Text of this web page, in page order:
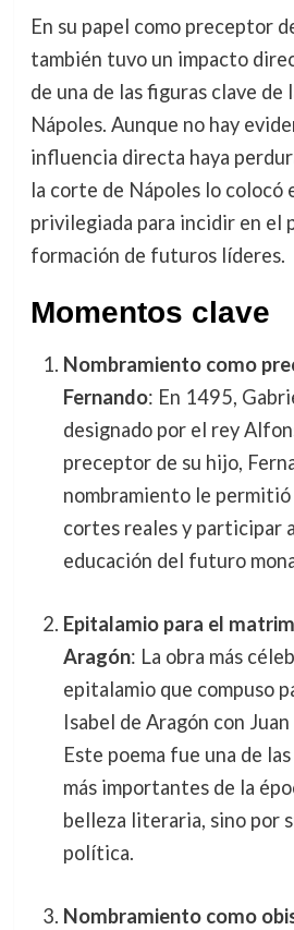
En su papel como preceptor
también tuvo un impacto
de una de las figuras clave de
Nápoles. Aunque no hay
influencia directa haya
la corte de Nápoles lo colocó
privilegiada para incidir en el
formación de futuros líderes.
Momentos clave
Nombramiento como
Fernando: En 1495,
designado por el rey
preceptor de su hijo,
nombramiento le permitió
cortes reales y participar
educación del futuro
Epitalamio para el
Aragón: La obra más
epitalamio que compuso
Isabel de Aragón con
Este poema fue una de
más importantes de la
belleza literaria, sino por
política.
Nombramiento como